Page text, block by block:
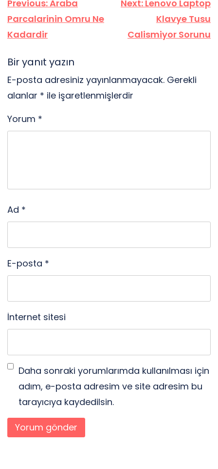
gezinmesi
Previous:Araba
Parcalarinin Omru Ne
Kadardir
Next: Lenovo Laptop
Klavye Tusu
Calismiyor Sorunu
Bir yanıt yazın
E-posta adresiniz yayınlanmayacak. Gerekli
alanlar * ile işaretlenmişlerdir
Yorum *
Ad *
E-posta *
İnternet sitesi
Daha sonraki yorumlarımda kullanılması için
adım, e-posta adresim ve site adresim bu
tarayıcıya kaydedilsin.